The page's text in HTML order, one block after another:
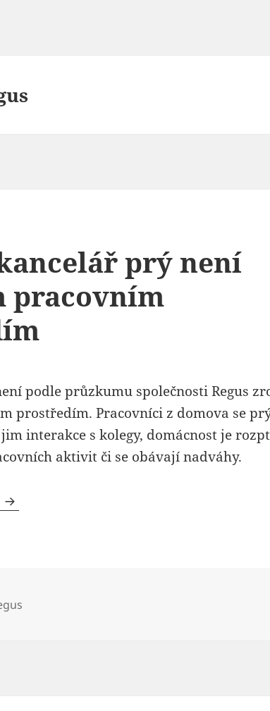
prý není
pracovním
podle průzkumu společnosti Regus
prostředím. Pracovníci z domova se
interakce s kolegy, domácnost je
aktivit či se obávají nadváhy.
Domácí kancelář prý není ideálním